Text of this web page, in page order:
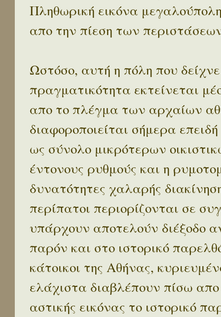
Πληθωρική εικόνα
απο την πίεση των
Ωστόσο, αυτή η πόλη που
πραγματικότητα εκτείνεται
απο το πλέγμα των αρχαίων
διαφοροποιείται σήμερα
ως σύνολο μικρότερων
έντονους ρυθμούς και η
δυνατότητες χαλαρής
περίπατοι περιορίζονται σε
υπάρχουν αποτελούν διέξοδο
παρόν και στο ιστορικό
κάτοικοι της Αθήνας,
ελάχιστα διαβλέπουν πίσω
αστικής εικόνας το ιστορικό